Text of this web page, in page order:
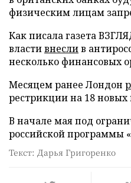
физическим лицам
Как писала газета
властивнеслив
несколько финансовых
Месяцем ранее Лондон
рестрикции на 18 новых
В начале мая под
российской программы
Текст: Дарья Григоренко